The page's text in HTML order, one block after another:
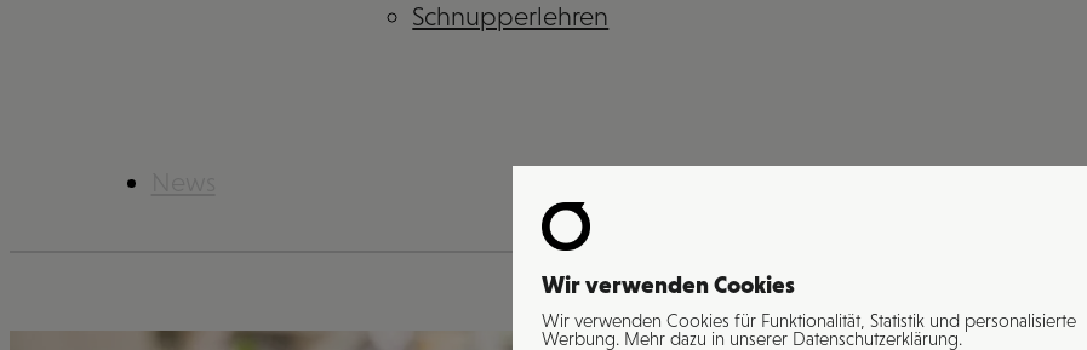
Schnupperlehren
Wir verwenden Cookies
Wir verwenden Cookies für Funktionalität, Statistik und personalisierte
Werbung. Mehr dazu in unserer Datenschutzerklärung.